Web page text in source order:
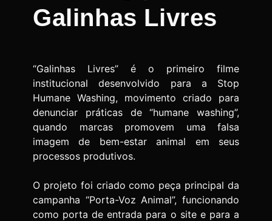
Galinhas Livres
“Galinhas Livres” é o primeiro filme
institucional desenvolvido para a Stop
Humane Washing, movimento criado para
denunciar práticas de “humane washing”,
quando marcas promovem uma falsa
imagem de bem-estar animal em seus
processos produtivos.
O projeto foi criado como peça principal da
campanha “Porta-Voz Animal”, funcionando
como porta de entrada para o site e para a